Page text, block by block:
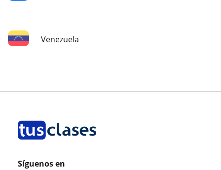
Venezuela
Síguenos en